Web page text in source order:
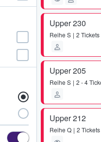
Upper 230
Reihe S 2 Tickets
Upper 205
Reihe S 2 - 4
Upper 212
Reihe Q 2 Tickets